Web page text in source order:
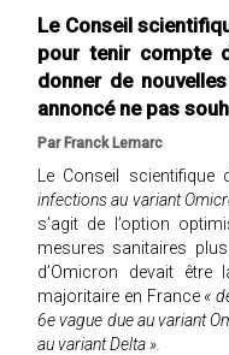
Le Conseil
pour tenir compte
donner de
annoncé ne pas
Par Franck Lemarc
Le Conseil
infections au variant
s’agit de l’option
mesures sanitaires
d’Omicron devait
majoritaire en France «
6e vague due au variant
au variant Delta ».